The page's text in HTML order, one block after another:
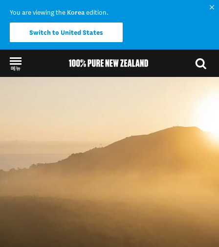
You are viewing the Koreaedition.
Switch to United States
메뉴